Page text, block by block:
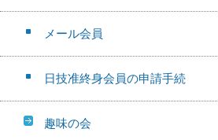
メール会員
日技准終身会員の申請手続
趣味の会